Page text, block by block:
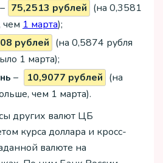
– 75,2513 рублей (на 0,3581
чем 1 марта);
рублей (на 0,5874 рубля
1 марта);
– 10,9077 рублей (на
чем 1 марта).
других валют ЦБ
курса доллара и кросс-
валюте на